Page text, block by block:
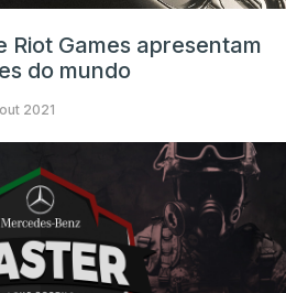
Riot Games apresentam
do mundo
2021